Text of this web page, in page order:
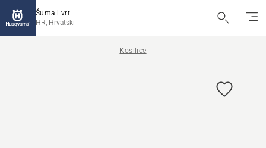
Šuma i vrt
HR, Hrvatski
Kosilice